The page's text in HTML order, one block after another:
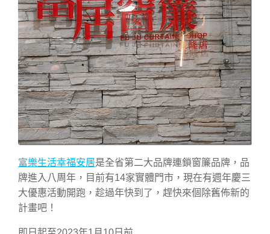
富樂生活幸福安居是全省第二大品牌連鎖窗簾品牌，品
牌進入八周年，目前有14家實體門市，現在有週年慶三
大優惠活動開跑，趁過年快到了，趕快來個除舊佈新的
計畫吧！